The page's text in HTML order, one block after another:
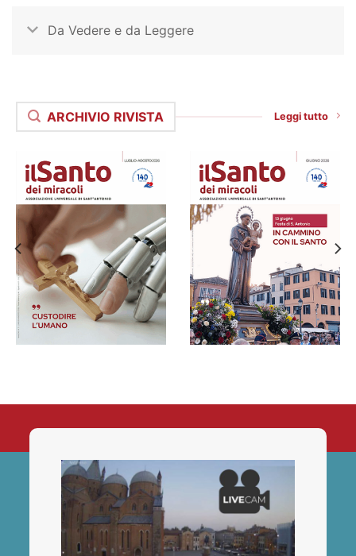
Da Vedere e da Leggere
ARCHIVIO RIVISTA Leggi tutto